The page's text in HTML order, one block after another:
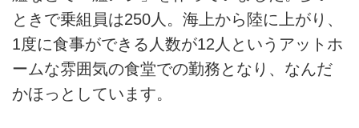
ときで乗組員は250人。海上から陸に上がり、
1度に食事ができる人数が12人というアットホ
ームな雰囲気の食堂での勤務となり、なんだ
かほっとしています。